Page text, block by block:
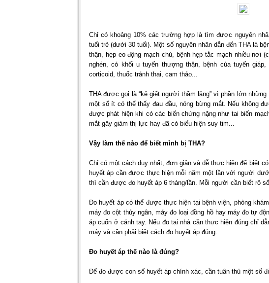
Chỉ có khoảng 10% các trường hợp là tìm được nguyên
tuổi trẻ (dưới 30 tuổi). Một số nguyên nhân dẫn đến THA là
thận, hẹp eo động mạch chủ, bệnh hẹp tắc mạch nhiều nơi
nghén, có khối u tuyến thượng thận, bệnh của tuyến
corticoid, thuốc tránh thai, cam thảo...
THA được gọi là “kẻ giết người thầm lặng” vì phần lớn
một số ít có thể thấy đau đầu, nóng bừng mắt. Nếu không
được phát hiện khi có các biến chứng nặng như tai biến
mắt gây giảm thị lực hay đã có biểu hiện suy tim...
Vậy làm thế nào để biết mình bị THA?
Chỉ có một cách duy nhất, đơn giản và dễ thực hiện để biết
huyết áp cần được thực hiện mỗi năm một lần với người
thì cần được đo huyết áp 6 tháng/lần. Mỗi người cần biết rõ
Đo huyết áp có thể được thực hiện tại bệnh viện, phòng
máy đo cột thủy ngân, máy đo loại đồng hồ hay máy đo tự
áp cuốn ở cánh tay. Nếu đo tại nhà cần thực hiện đúng chỉ
máy và cần phải biết cách đo huyết áp đúng.
Đo huyết áp thế nào là đúng?
Để đo được con số huyết áp chính xác, cần tuân thủ một số